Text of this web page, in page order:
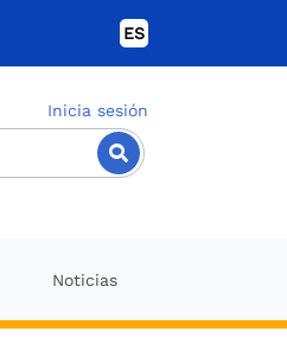
ES
Inicia sesión
Noticias